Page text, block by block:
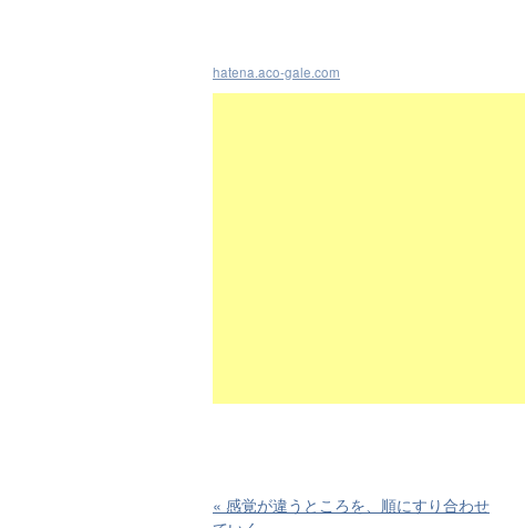
hatena.aco-gale.com
« 感覚が違うところを、順にすり合わせ